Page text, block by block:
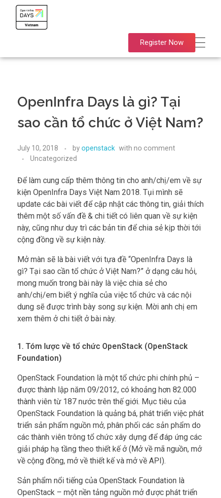
Register Now
OpenInfra Days là gì? Tại
sao cần tổ chức ở Việt Nam?
July 10, 2018 byopenstack with no comment
Uncategorized
Để làm cung cấp thêm thông tin cho anh/chị/em về sự
kiện OpenInfra Days Việt Nam 2018. Tụi mình sẽ
update các bài viết để cập nhật các thông tin, giải thích
thêm một số vấn đề & chi tiết có liên quan về sự kiện
này, cũng như duy trì các bản tin để chia sẻ kịp thời tới
cộng đồng về sự kiện này.
Mở màn sẽ là bài viết với tựa đề “OpenInfra Days là
gì? Tại sao cần tổ chức ở Việt Nam?” ở dạng câu hỏi,
mong muốn trong bài này là việc chia sẻ cho
anh/chị/em biết ý nghĩa của việc tổ chức và các nội
dung sẽ được trình bày song sự kiện. Mời anh chị em
xem thêm ở chi tiết ở bài này.
1. Tóm lược về tổ chức OpenStack (OpenStack
Foundation)
OpenStack Foundation là một tổ chức phi chính phủ –
được thành lập năm 09/2012, có khoảng hơn 82.000
thành viên từ 187 nước trên thế giới. Mục tiêu của
OpenStack Foundation là quảng bá, phát triển việc phát
triển sản phẩm nguồn mở, phân phối các sản phẩm do
các thành viên trông tổ chức xây dựng để đáp ứng các
giải pháp hạ tầng theo thiết kế ở (Mở về mã nguồn, mở
về cộng đồng, mở về thiết kế và mở về API).
Sản phẩm nổi tiếng của OpenStack Foundation là
OpenStack – một nền tảng nguồn mở được phát triển